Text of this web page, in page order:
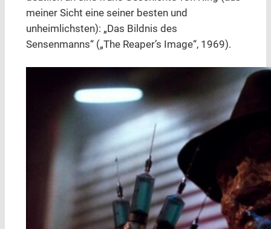
meiner Sicht eine seiner besten und
unheimlichsten): „Das Bildnis des
Sensenmanns“ („The Reaper’s Image“, 1969).